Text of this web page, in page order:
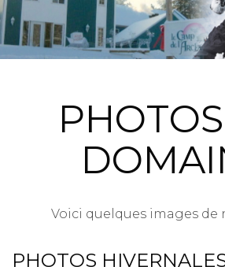
Voici quelques images de
PHOTOS